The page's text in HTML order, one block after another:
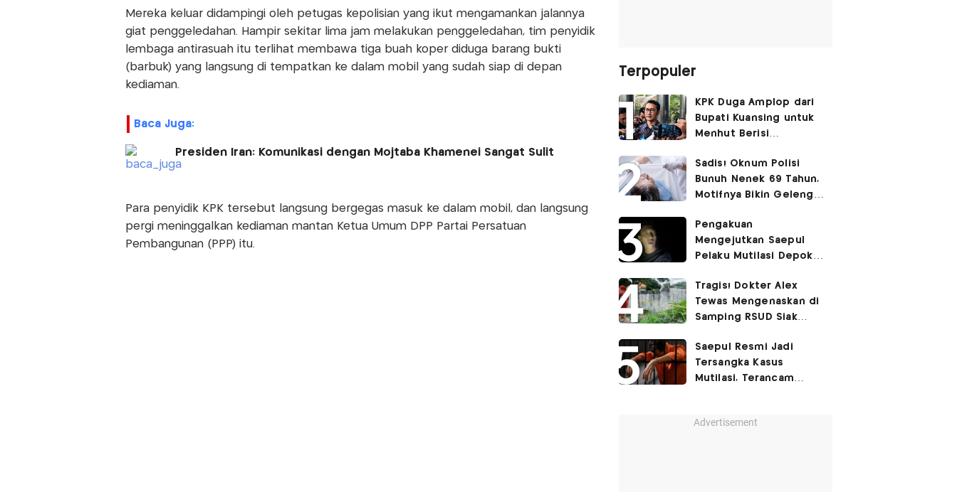
Mereka keluar didampingi oleh petugas kepolisian yang ikut mengamankan jalannya
giat penggeledahan. Hampir sekitar lima jam melakukan penggeledahan, tim penyidik
lembaga antirasuah itu terlihat membawa tiga buah koper diduga barang bukti
(barbuk) yang langsung di tempatkan ke dalam mobil yang sudah siap di depan
kediaman.
Baca Juga:
Presiden Iran: Komunikasi dengan Mojtaba Khamenei Sangat Sulit
Para penyidik KPK tersebut langsung bergegas masuk ke dalam mobil, dan langsung
pergi meninggalkan kediaman mantan Ketua Umum DPP Partai Persatuan
Pembangunan (PPP) itu.
Terpopuler
KPK Duga Amplop dari
Bupati Kuansing untuk
Menhut Berisi
Pengembaliannya
Belum Utuh
Sadis! Oknum Polisi
Bunuh Nenek 69 Tahun,
Motifnya Bikin Geleng
Pengakuan
Mengejutkan Saepul
Pelaku Mutilasi Depok:
Korban di Kontrakan
Tragis! Dokter Alex
Tewas Mengenaskan di
Samping RSUD Siak
Rocuronium
Saepul Resmi Jadi
Tersangka Kasus
Mutilasi, Terancam
Advertisement